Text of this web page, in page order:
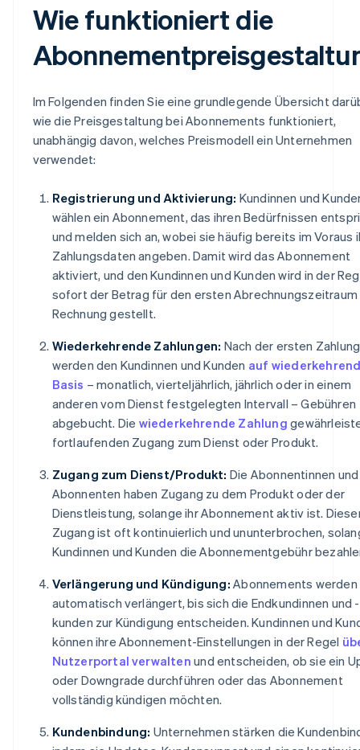
Wie funktioniert die
Im Folgenden finden Sie eine grundlegende Übersicht
wie die Preisgestaltung bei Abonnements funktioniert,
unabhängig davon, welches Preismodell ein Unternehmen
verwendet:
Registrierung und Aktivierung: Kundinnen und
wählen ein Abonnement, das ihren Bedürfnissen
und melden sich an, wobei sie häufig bereits im Voraus
Zahlungsdaten angeben. Damit wird das Abonnement
aktiviert, und den Kundinnen und Kunden wird in der
sofort der Betrag für den ersten Abrechnungszeitraum
Rechnung gestellt.
Wiederkehrende Zahlungen: Nach der ersten Zahlung
werden den Kundinnen und Kunden auf
Basis – monatlich, vierteljährlich, jährlich oder in einem
anderen vom Dienst festgelegten Intervall – Gebühren
abgebucht. Die wiederkehrende Zahlung
fortlaufenden Zugang zum Dienst oder Produkt.
Zugang zum Dienst/Produkt: Die Abonnentinnen und
Abonnenten haben Zugang zu dem Produkt oder der
Dienstleistung, solange ihr Abonnement aktiv ist.
Zugang ist oft kontinuierlich und ununterbrochen,
Kundinnen und Kunden die Abonnementgebühr
Verlängerung und Kündigung: Abonnements werden
automatisch verlängert, bis sich die Endkundinnen und -
kunden zur Kündigung entscheiden. Kundinnen und
können ihre Abonnement-Einstellungen in der Regel
Nutzerportal verwalten und entscheiden, ob sie ein
oder Downgrade durchführen oder das Abonnement
vollständig kündigen möchten.
Kundenbindung: Unternehmen stärken die